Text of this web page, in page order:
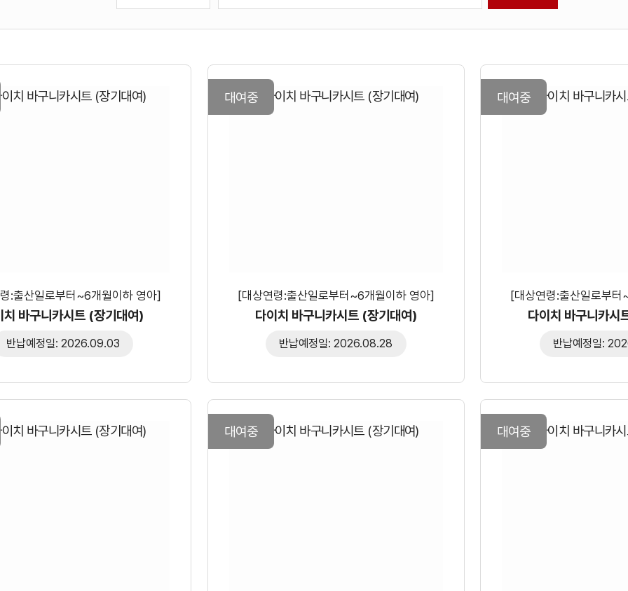
:출산일로부터~6개월이하 영아]
치 바구니카시트 (장기대여)
반납예정일: 2026.09.03
대여중
[대상연령:출산일로부터~6개월이하 영아]
다이치 바구니카시트 (장기대여)
반납예정일: 2026.08.28
대여중
[대상연령:출산일로부
다이치 바구니카시
반납예정일:
대여중 대여중